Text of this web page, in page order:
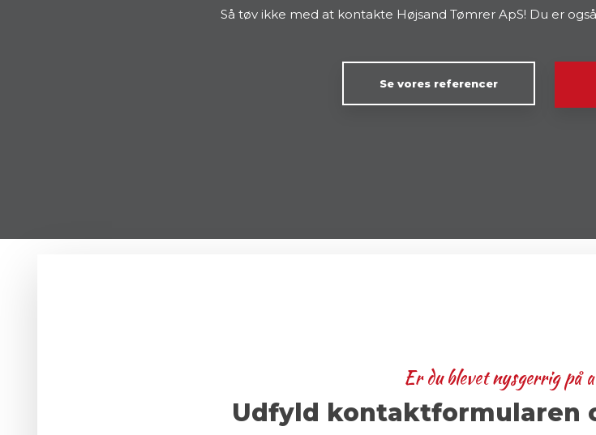
Så tøv ikke med at kontakte Højsand Tømrer ApS! Du er
Se vores referencer
Er du blevet nysgerrig på
Udfyld kontaktformularen